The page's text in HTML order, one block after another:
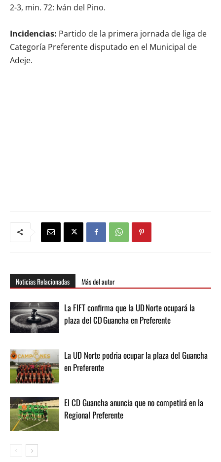
2-3, min. 72: Iván del Pino.
Incidencias: Partido de la primera jornada de liga de
Categoría Preferente disputado en el Municipal de
Adeje.
Noticias Relacionadas Más del autor
La FIFT confirma que la UD Norte ocupará la
plaza del CD Guancha en Preferente
La UD Norte podria ocupar la plaza del Guancha
en Preferente
El CD Guancha anuncia que no competirá en la
Regional Preferente